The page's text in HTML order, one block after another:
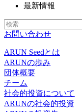
最新情報
お問い合わせ
ARUN Seedとは
ARUNの歩み
団体概要
チーム
社会的投資について
ARUNの社会的投資